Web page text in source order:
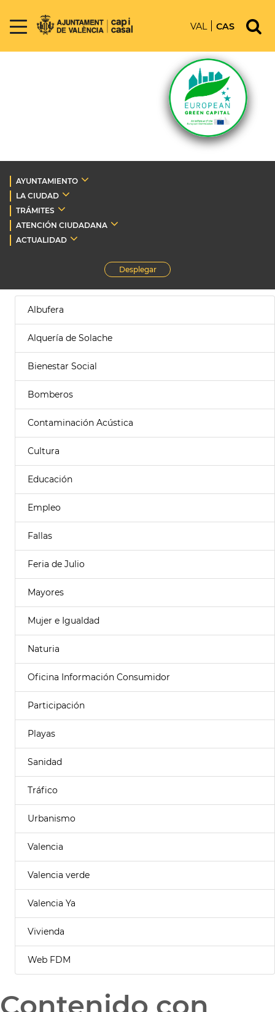
VAL CAS
AYUNTAMIENTO
LA CIUDAD
TRÁMITES
ATENCIÓN CIUDADANA
ACTUALIDAD
Desplegar
Albufera
Alquería de Solache
Bienestar Social
Bomberos
Contaminación Acústica
Cultura
Educación
Empleo
Fallas
Feria de Julio
Mayores
Mujer e Igualdad
Naturia
Oficina Información Consumidor
Participación
Playas
Sanidad
Tráfico
Urbanismo
Valencia
Valencia verde
Valencia Ya
Vivienda
Web FDM
Contenido con